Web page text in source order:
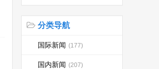
分类导航
国际新闻 (177)
国内新闻 (207)